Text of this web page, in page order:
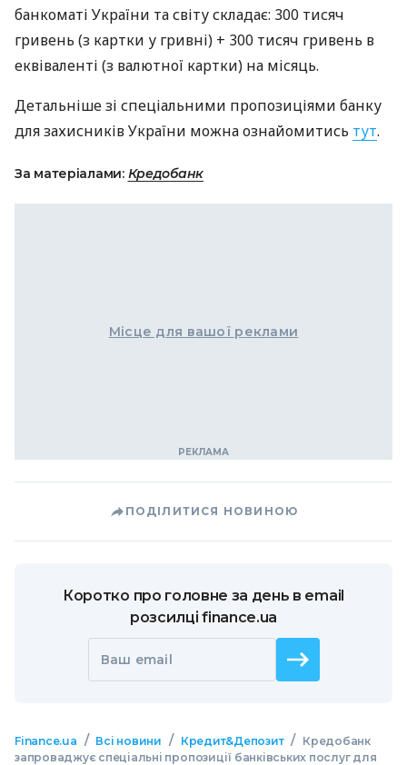
банкоматі України та світу складає: 300 тисяч
гривень (з картки у гривні) + 300 тисяч гривень в
еквіваленті (з валютної картки) на місяць.
Детальніше зі спеціальними пропозиціями банку
для захисників України можна ознайомитись тут.
За матеріалами: Кредобанк
Місце для вашої реклами
ПОДІЛИТИСЯ НОВИНОЮ
Коротко про головне за день в email
розсилці finance.ua
Ваш email
Finance.ua / Всі новини / Кредит&Депозит / Кредобанк
запроваджує спеціальні пропозиції банківських послуг для